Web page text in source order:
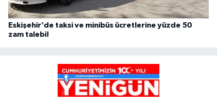
Eskişehir’de taksi ve minibüs ücretlerine yüzde 50
zam talebi!